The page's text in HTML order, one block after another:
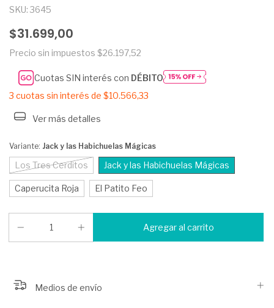
SKU: 3645
$31.699,00
Precio sin impuestos $26.197,52
Cuotas SIN interés con DÉBITO
3 cuotas sin interés de $10.566,33
Ver más detalles
Variante: Jack y las Habichuelas Mágicas
Los Tres Cerditos Jack y las Habichuelas Mágicas
Caperucita Roja El Patito Feo
Medios de envío